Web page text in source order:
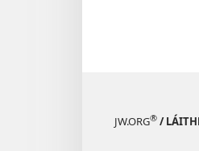
JW.ORG® /